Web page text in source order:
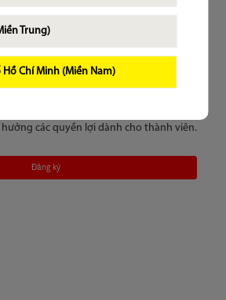
Trung)
Chí Minh (Miền Nam)
các quyền lợi dành cho thành viên.
Đăng ký